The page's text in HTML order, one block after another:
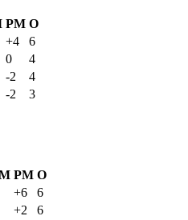
РМ О
+4
6
0
4
-2
4
-2
3
РМ О
+6
6
+2
6